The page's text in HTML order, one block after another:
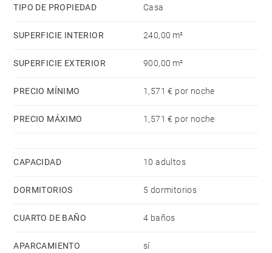
La cocina americana, de vitrocerámica, está equipada
con nevera, microondas, horno, congelador, lavadora,
utensilios/cocina, cafetera, freidora, tostadora,
TIPO DE PROPIEDAD Casa
SUPERFICIE INTERIOR 240,00 m²
SUPERFICIE EXTERIOR 900,00 m²
PRECIO MÍNIMO 1,571 € por noche
PRECIO MÁXIMO 1,571 € por noche
CAPACIDAD 10 adultos
DORMITORIOS 5 dormitorios
CUARTO DE BAÑO 4 baños
APARCAMIENTO sí